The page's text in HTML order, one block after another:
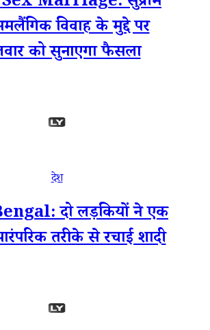
विवाह के मुद्दे पर
को सुनाएगा फैसला
देश
दो लड़कियों ने एक
तरीके से रचाई शादी